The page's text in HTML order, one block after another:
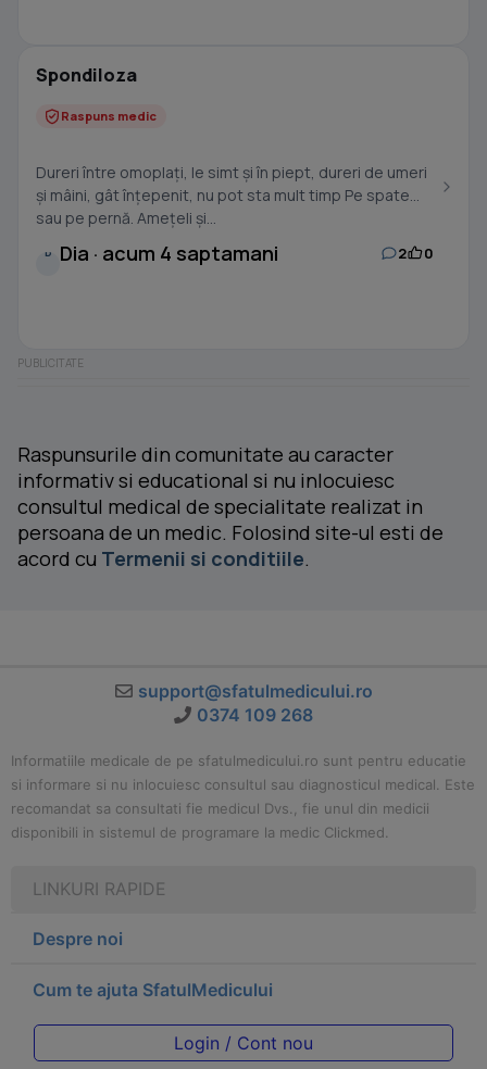
Spondiloza
Raspuns medic
Dureri între omoplați, le simt și în piept, dureri de umeri
și mâini, gât înțepenit, nu pot sta mult timp Pe spate
sau pe pernă. Amețeli și...
D Dia · acum 4 saptamani 2 0
Raspunsurile din comunitate au caracter
informativ si educational si nu inlocuiesc
consultul medical de specialitate realizat in
persoana de un medic. Folosind site-ul esti de
acord cu Termenii si conditiile.
support@sfatulmedicului.ro
0374 109 268
Informatiile medicale de pe sfatulmedicului.ro sunt pentru educatie
si informare si nu inlocuiesc consultul sau diagnosticul medical. Este
recomandat sa consultati fie medicul Dvs., fie unul din medicii
disponibili in sistemul de programare la medic Clickmed.
LINKURI RAPIDE
Despre noi
Cum te ajuta SfatulMedicului
Login / Cont nou